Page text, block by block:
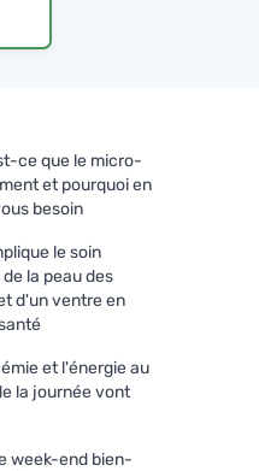
ce que le micro-
et pourquoi en
besoin
le soin
la peau des
d'un ventre en
et l'énergie au
la journée vont
week-end bien-